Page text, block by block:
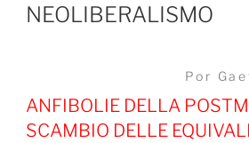
NEOLIBERALISMO
Por
ANFIBOLIE DELLA
SCAMBIO DELLE